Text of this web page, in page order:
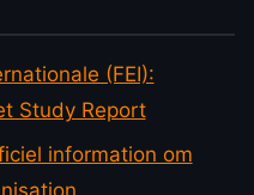
(FEI):
Study Report
information om